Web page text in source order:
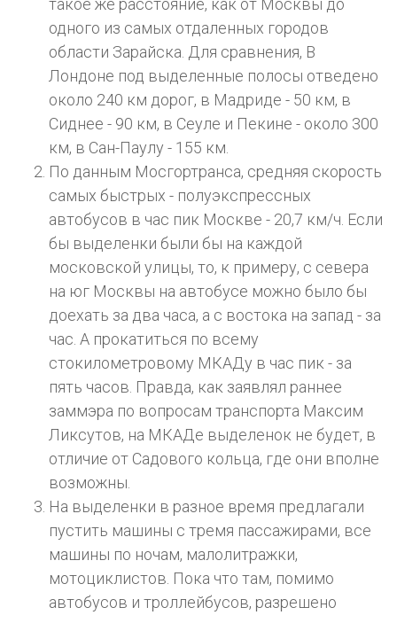
такое же расстояние, как от Москвы до
одного из самых отдаленных городов
области Зарайска. Для сравнения, В
Лондоне под выделенные полосы отведено
около 240 км дорог, в Мадриде - 50 км, в
Сиднее - 90 км, в Сеуле и Пекине - около 300
км, в Сан-Паулу - 155 км.
По данным Мосгортранса, средняя скорость
самых быстрых - полуэкспрессных
автобусов в час пик Москве - 20,7 км/ч. Если
бы выделенки были бы на каждой
московской улицы, то, к примеру, с севера
на юг Москвы на автобусе можно было бы
доехать за два часа, а с востока на запад - за
час. А прокатиться по всему
стокилометровому МКАДу в час пик - за
пять часов. Правда, как заявлял раннее
заммэра по вопросам транспорта Максим
Ликсутов, на МКАДе выделенок не будет, в
отличие от Садового кольца, где они вполне
возможны.
На выделенки в разное время предлагали
пустить машины с тремя пассажирами, все
машины по ночам, малолитражки,
мотоциклистов. Пока что там, помимо
автобусов и троллейбусов, разрешено